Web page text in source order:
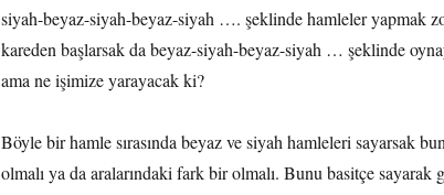
siyah-beyaz-siyah-beyaz-siyah …. şeklinde hamleler yapmak
kareden başlarsak da beyaz-siyah-beyaz-siyah … şeklinde
ama ne işimize yarayacak ki?
Böyle bir hamle sırasında beyaz ve siyah hamleleri sayarsak
olmalı ya da aralarındaki fark bir olmalı. Bunu basitçe sayarak